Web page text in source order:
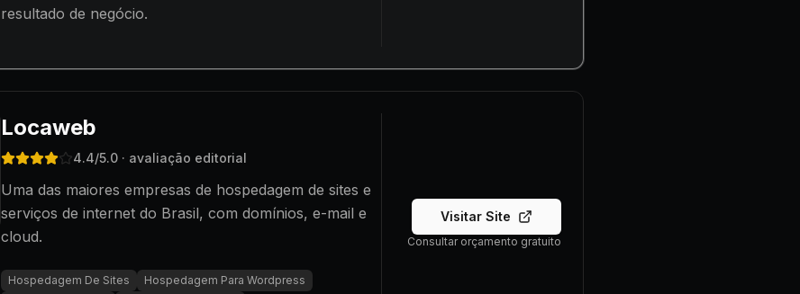
resultado de negócio.
Locaweb
4.4/5.0 · avaliação editorial
Uma das maiores empresas de hospedagem de sites e
serviços de internet do Brasil, com domínios, e-mail e
cloud.
Hospedagem De Sites
Hospedagem Para Wordpress
Visitar Site
Consultar orçamento gratuito